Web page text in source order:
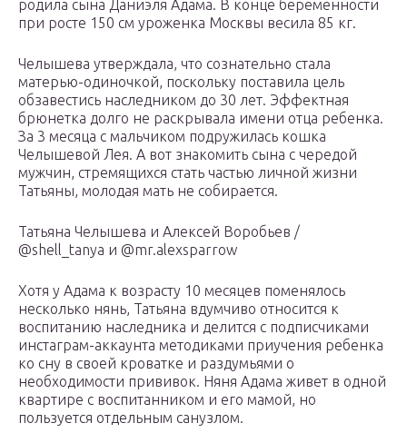
родила сына Даниэля Адама. В конце беременности
при росте 150 см уроженка Москвы весила 85 кг.
Челышева утверждала, что сознательно стала
матерью-одиночкой, поскольку поставила цель
обзавестись наследником до 30 лет. Эффектная
брюнетка долго не раскрывала имени отца ребенка.
За 3 месяца с мальчиком подружилась кошка
Челышевой Лея. А вот знакомить сына с чередой
мужчин, стремящихся стать частью личной жизни
Татьяны, молодая мать не собирается.
Татьяна Челышева и Алексей Воробьев /
@shell_tanya и @mr.alexsparrow
Хотя у Адама к возрасту 10 месяцев поменялось
несколько нянь, Татьяна вдумчиво относится к
воспитанию наследника и делится с подписчиками
инстаграм-аккаунта методиками приучения ребенка
ко сну в своей кроватке и раздумьями о
необходимости прививок. Няня Адама живет в одной
квартире с воспитанником и его мамой, но
пользуется отдельным санузлом.